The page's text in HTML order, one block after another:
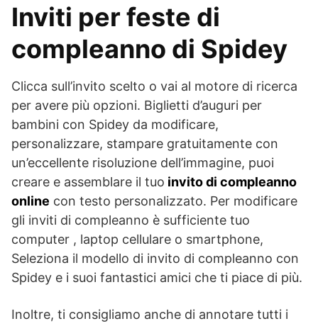
Inviti per feste di
compleanno di Spidey
Clicca sull’invito scelto o vai al motore di ricerca
per avere più opzioni. Biglietti d’auguri per
bambini con Spidey da modificare,
personalizzare, stampare gratuitamente con
un’eccellente risoluzione dell’immagine, puoi
creare e assemblare il tuo invito di compleanno
online con testo personalizzato. Per modificare
gli inviti di compleanno è sufficiente tuo
computer , laptop cellulare o smartphone,
Seleziona il modello di invito di compleanno con
Spidey e i suoi fantastici amici che ti piace di più.
Inoltre, ti consigliamo anche di annotare tutti i